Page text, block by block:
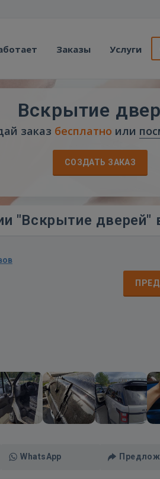
Заказы Услуги
Вскрытие
заказ бесплатно или
СОЗДАТЬ ЗАКАЗ
"Вскрытие дверей"
WhatsApp